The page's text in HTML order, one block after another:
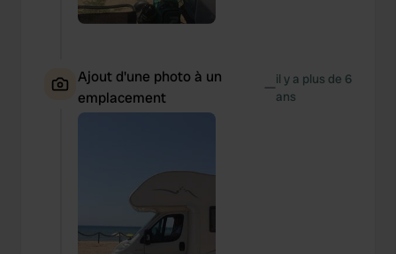
Ajout d'une photo à un
emplacement
—il y a plus de 6
ans